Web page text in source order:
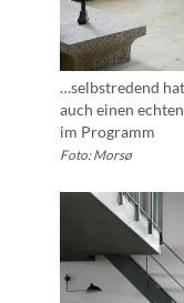
…selbstredend
auch einen
im Programm
Foto: Morsø